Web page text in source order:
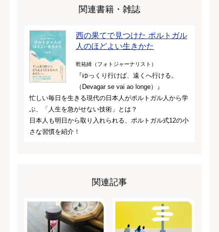
関連書籍・雑誌
西の果てで見つけた ポルトガル
人のほどよい生きかた
乾祐綺（フォトジャーナリスト）
『ゆっくり行けば、遠くへ行ける。
（Devagar se vai ao longe）』
忙しい毎日を生きる現代の日本人がポルトガル人から学
ぶ、「人生を急がせない技術」とは？
日本人も明日から取り入れられる、ポルトガル式12の小
さな習慣を紹介！
関連記事